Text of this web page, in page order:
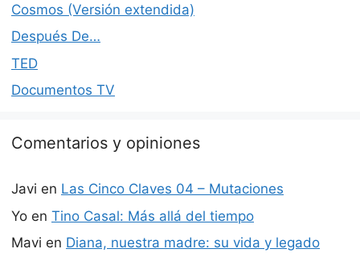
Cosmos (Versión extendida)
Después De…
TED
Documentos TV
Comentarios y opiniones
Javi en Las Cinco Claves 04 – Mutaciones
Yo en Tino Casal: Más allá del tiempo
Mavi en Diana, nuestra madre: su vida y legado